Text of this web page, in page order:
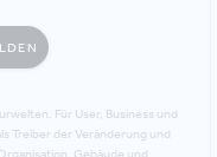
Für User, Business und
Treiber der Veränderung und
Gebäude und